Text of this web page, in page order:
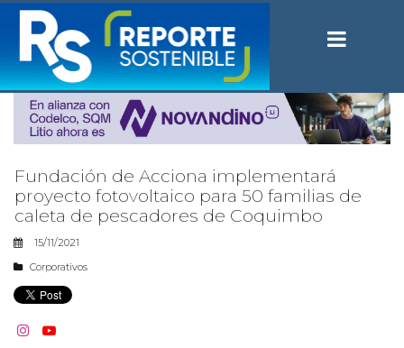
Fundación de Acciona implementará
proyecto fotovoltaico para 50 familias de
caleta de pescadores de Coquimbo
15/11/2021
Corporativos
 